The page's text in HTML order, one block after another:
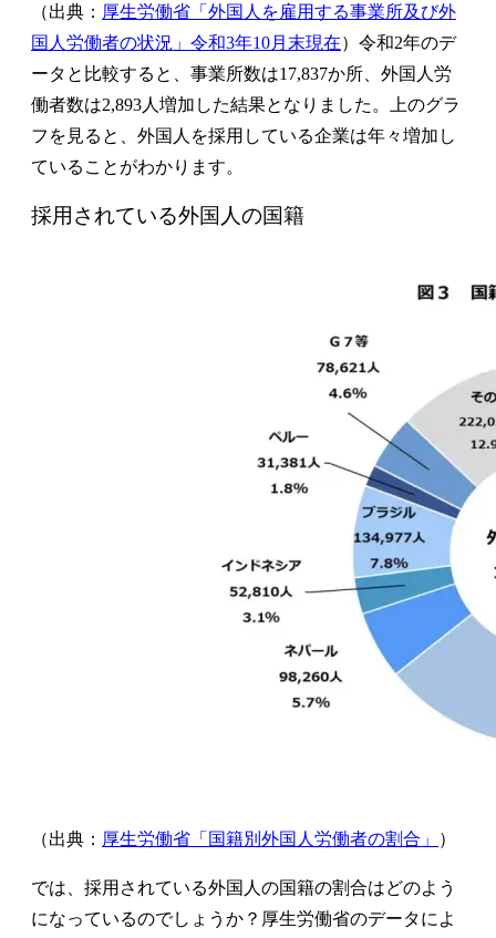
（出典： 厚生労働省「外国人を雇用する事業所及び外
国人労働者の状況」令和3年10月末現在）令和2年のデ
ータと比較すると、事業所数は17,837か所、外国人労
働者数は2,893人増加した結果となりました。上のグラ
フを見ると、外国人を採用している企業は年々増加し
ていることがわかります。
採用されている外国人の国籍
（出典： 厚生労働省「国籍別外国人労働者の割合」 ）
では、採用されている外国人の国籍の割合はどのよう
になっているのでしょうか？厚生労働省のデータによ